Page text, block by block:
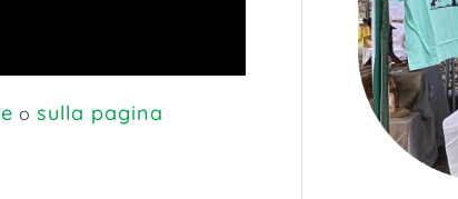
o sulla pagina